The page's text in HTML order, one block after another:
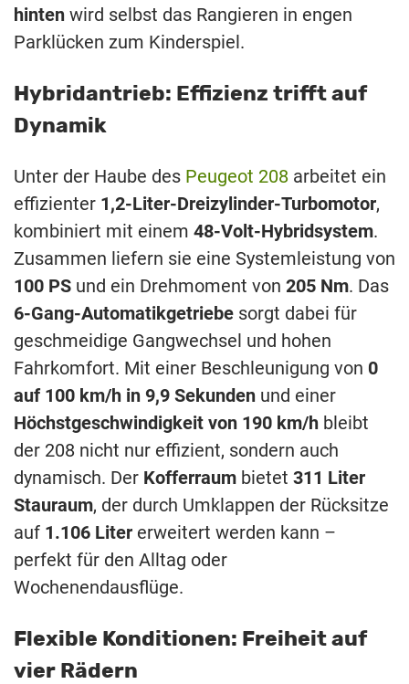
hinten wird selbst das Rangieren in engen
Parklücken zum Kinderspiel.
Hybridantrieb: Effizienz trifft auf
Dynamik
Unter der Haube des Peugeot 208 arbeitet ein
effizienter 1,2-Liter-Dreizylinder-Turbomotor,
kombiniert mit einem 48-Volt-Hybridsystem.
Zusammen liefern sie eine Systemleistung von
100 PS und ein Drehmoment von 205 Nm. Das
6-Gang-Automatikgetriebe sorgt dabei für
geschmeidige Gangwechsel und hohen
Fahrkomfort. Mit einer Beschleunigung von 0
auf 100 km/h in 9,9 Sekunden und einer
Höchstgeschwindigkeit von 190 km/h bleibt
der 208 nicht nur effizient, sondern auch
dynamisch. Der Kofferraum bietet 311 Liter
Stauraum, der durch Umklappen der Rücksitze
auf 1.106 Liter erweitert werden kann –
perfekt für den Alltag oder
Wochenendausflüge.
Flexible Konditionen: Freiheit auf
vier Rädern